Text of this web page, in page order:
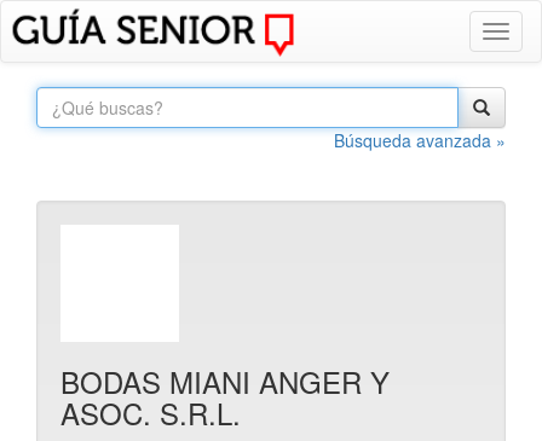
Búsqueda avanzada »
BODAS MIANI ANGER Y
ASOC. S.R.L.